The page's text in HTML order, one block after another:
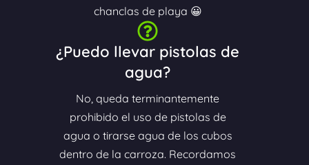
chanclas de playa 😀
¿Puedo llevar pistolas de
agua?
No, queda terminantemente
prohibido el uso de pistolas de
agua o tirarse agua de los cubos
dentro de la carroza. Recordamos